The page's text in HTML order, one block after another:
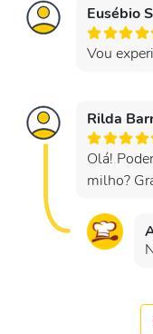
Eusébio
Vou
Rilda
Olá!
milho?